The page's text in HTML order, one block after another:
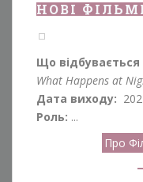
НОВІ
Що відбувається
What Happens at
Дата виходу:
Роль: ...
Про